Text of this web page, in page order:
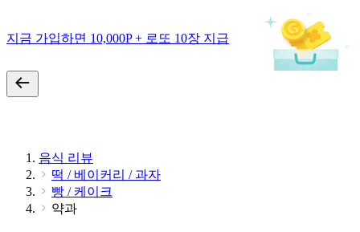
지금 가입하면 10,000P + 로또 10장 지급
음식 리뷰
떡 / 베이커리 / 과자
빵 / 케이크
약과